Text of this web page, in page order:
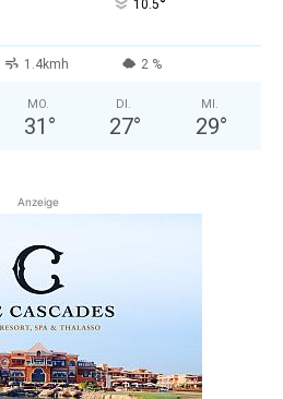
10.5°
1.4kmh 2 %
MO.
31 °
DI.
27°
MI.
29°
Anzeige